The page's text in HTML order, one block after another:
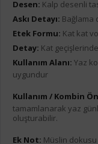
Desen: Kalp desenli
Askı Detayı: Bağlama
Etek Formu: Kat kat
Detay: Kat
Kullanım Alanı: Yaz
uygundur
Kullanım / Kombin
tamamlanarak yaz
oluşturabilir.
Ek Not: Müslin